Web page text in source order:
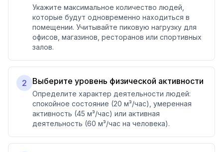
Укажите максимальное количество людей,
которые будут одновременно находиться в
помещении. Учитывайте пиковую нагрузку для
офисов, магазинов, ресторанов или спортивных
залов.
2 Выберите уровень физической активности
Определите характер деятельности людей:
спокойное состояние (20 м³/час), умеренная
активность (45 м³/час) или активная
деятельность (60 м³/час на человека).